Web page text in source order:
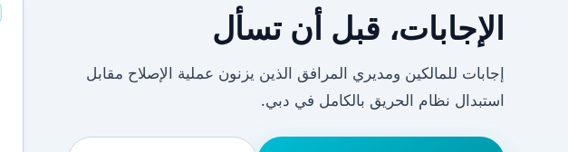
الإجابات، قبل أن تسأل
إجابات للمالكين ومديري المرافق الذين يزنون عملية الإصلاح مقابل
استبدال نظام الحريق بالكامل في دبي.